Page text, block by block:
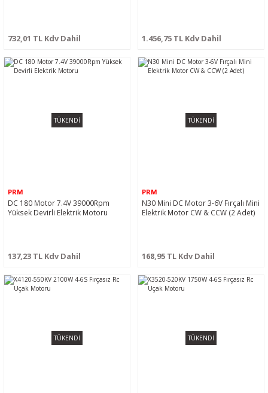
732,01 TL Kdv Dahil 1.456,75 TL Kdv Dahil
TÜKENDİ
PRM
DC 180 Motor 7.4V 39000Rpm
Yüksek Devirli Elektrik Motoru
137,23 TL Kdv Dahil
TÜKENDİ
PRM
N30 Mini DC Motor 3-6V Fırçalı Mini
Elektrik Motor CW & CCW (2 Adet)
168,95 TL Kdv Dahil
TÜKENDİ TÜKENDİ